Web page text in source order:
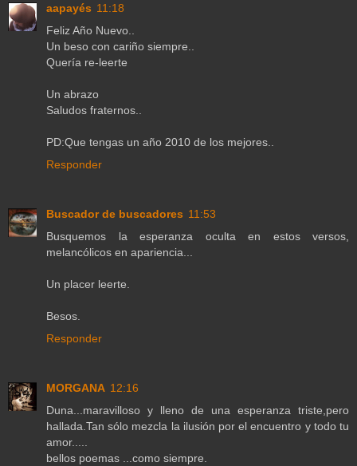
aapayés 11:18
Feliz Año Nuevo..
Un beso con cariño siempre..
Quería re-leerte
Un abrazo
Saludos fraternos..
PD:Que tengas un año 2010 de los mejores..
Responder
Buscador de buscadores 11:53
Busquemos la esperanza oculta en estos versos,
melancólicos en apariencia...
Un placer leerte.
Besos.
Responder
MORGANA 12:16
Duna...maravilloso y lleno de una esperanza triste,pero
hallada.Tan sólo mezcla la ilusión por el encuentro y todo tu
amor.....
bellos poemas ...como siempre.